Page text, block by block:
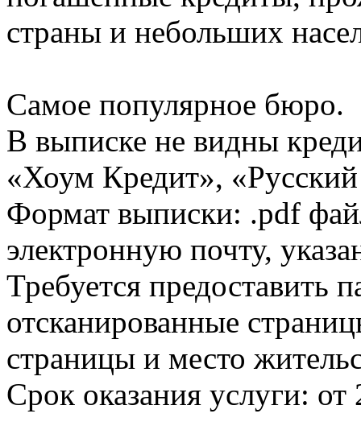
страны и небольших
Самое популярное бюро.
В выписке не видны
«Хоум Кредит»,
Формат выписки: .pdf
электронную почту,
Требуется предоставить
отсканированные
страницы и место
Срок оказания услуги: от